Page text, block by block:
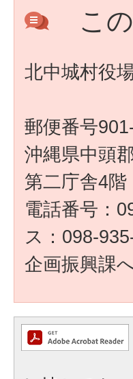
こ
北中城村役
郵便番号
沖縄県中頭
第二庁舎4階
電話番号：
ス：098-
企画振興課